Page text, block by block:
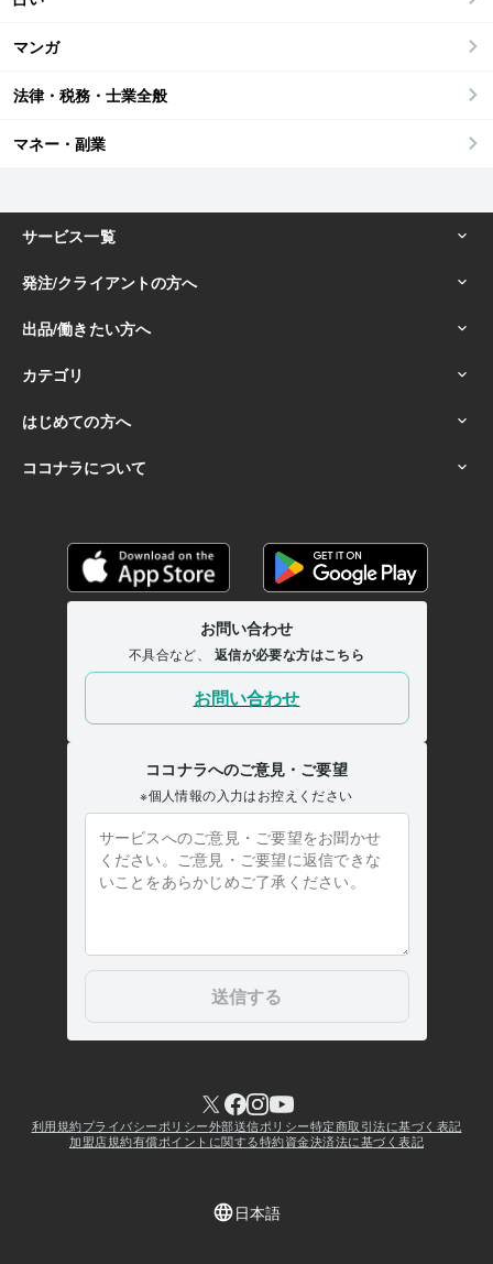
マンガ
法律・税務・士業全般
マネー・副業